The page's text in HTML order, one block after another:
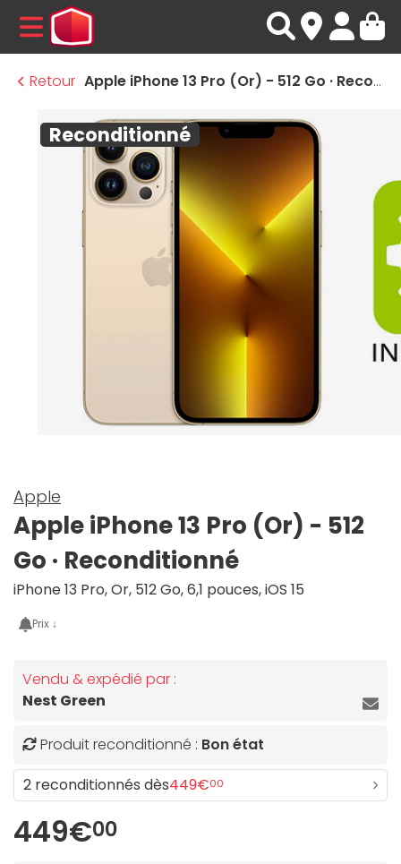
MENU
Retour
Apple iPhone 13 Pro (Or) - 512 Go · Reconditionné
Reconditionné
Apple
Apple iPhone 13 Pro (Or) - 512
Go · Reconditionné
iPhone 13 Pro, Or, 512 Go, 6,1 pouces, iOS 15
Prix ↓
Vendu & expédié par :
Nest Green
Produit reconditionné : Bon état
2 reconditionnés dès449€00
449€00